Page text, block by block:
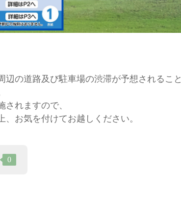
の道路及び駐車場の渋滞が予想されること
れますので、
、お気を付けてお越しください。
0